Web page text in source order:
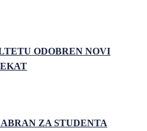
ODOBREN NOVI
ZA STUDENTA